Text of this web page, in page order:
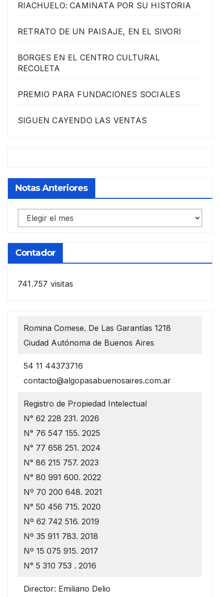
RIACHUELO: CAMINATA POR SU HISTORIA
RETRATO DE UN PAISAJE, EN EL SIVORI
BORGES EN EL CENTRO CULTURAL
RECOLETA
PREMIO PARA FUNDACIONES SOCIALES
SIGUEN CAYENDO LAS VENTAS
Notas Anteriores
Notas
anteriores
Contador
741.757 visitas
Romina Comese. De Las Garantías 1218
Ciudad Autónoma de Buenos Aires
54 11 44373716
contacto@algopasabuenosaires.com.ar
Registro de Propiedad Intelectual
N° 62 228 231. 2026
N° 76 547 155. 2025
N° 77 658 251. 2024
N° 86 215 757. 2023
N° 80 991 600. 2022
Nº 70 200 648. 2021
N° 50 456 715. 2020
Nº 62 742 516. 2019
Nº 35 911 783. 2018
Nº 15 075 915. 2017
N° 5 310 753 . 2016
Director: Emiliano Delio